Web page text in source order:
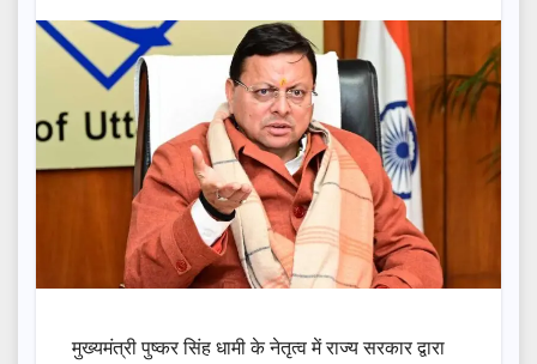
मुख्यमंत्री पुष्कर सिंह धामी के नेतृत्व में राज्य सरकार द्वारा